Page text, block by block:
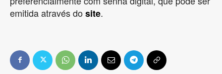
emitida através dosite.